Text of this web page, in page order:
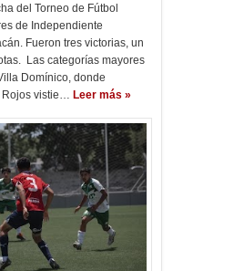
del Torneo de Fútbol
de Independiente
Fueron tres victorias, un
Las categorías mayores
Domínico, donde
Rojos vistie… Leer más »